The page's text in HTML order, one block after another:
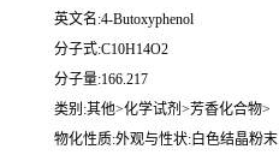
英文名:4-Butoxyphenol
分子式:C10H14O2
分子量:166.217
类别:其他>化学试剂>芳香化合物>
物化性质:外观与性状:白色结晶粉末